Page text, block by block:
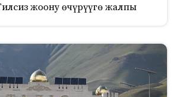
жоону өчүрүүгө жалпы